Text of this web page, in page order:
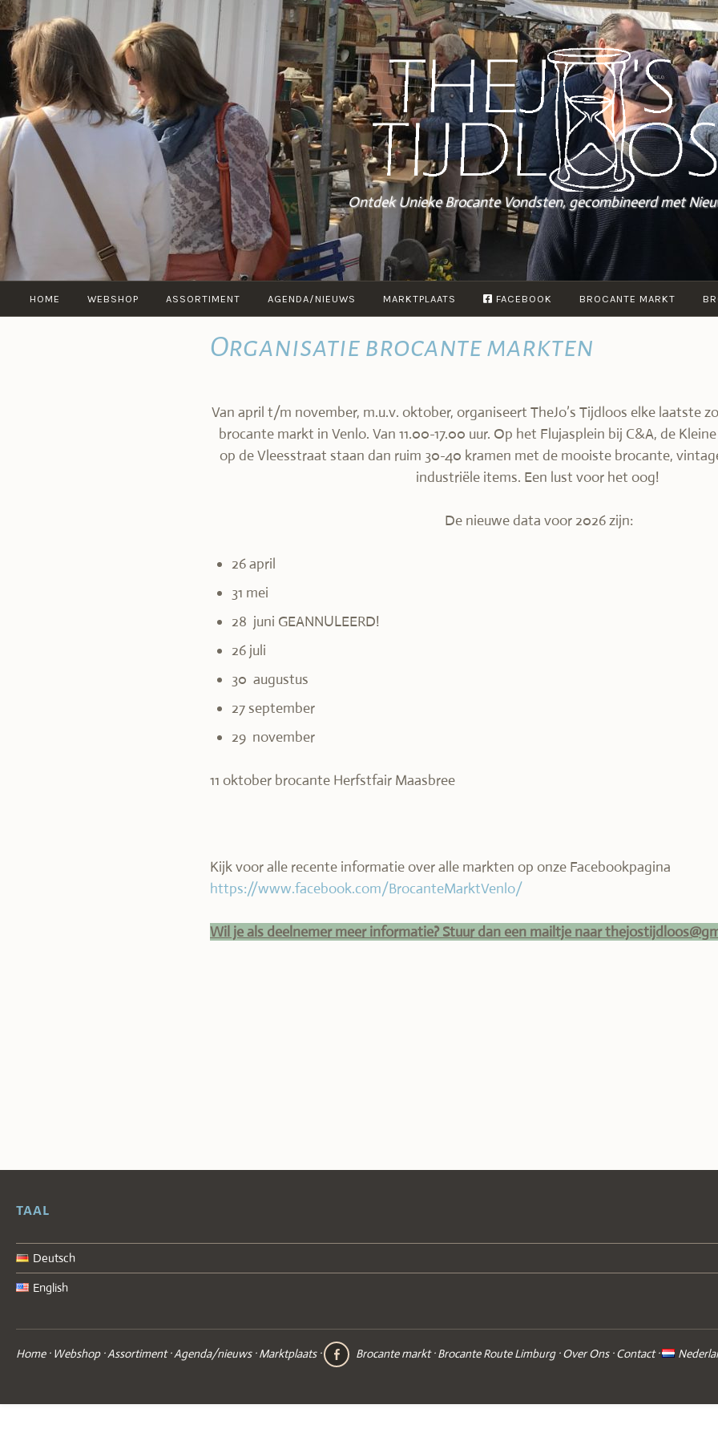
inhoud
springen
Ontdek Unieke Brocante Vondsten, gecombineerd met
HOME WEBSHOP ASSORTIMENT AGENDA/NIEUWS MARKTPLAATS FACEBOOK BROCANTE MARKT
Organisatie brocante markten
Van april t/m november, m.u.v. oktober, organiseert TheJo’s Tijdloos elke laatste
brocante markt in Venlo. Van 11.00-17.00 uur. Op het Flujasplein bij C&A, de
op de Vleesstraat staan dan ruim 30-40 kramen met de mooiste brocante,
industriële items. Een lust voor het oog!
De nieuwe data voor 2026 zijn:
26 april
31 mei
28 juni GEANNULEERD!
26 juli
30 augustus
27 september
29 november
11 oktober brocante Herfstfair Maasbree
Kijk voor alle recente informatie over alle markten op onze Facebookpagina
https://www.facebook.com/BrocanteMarktVenlo/
Wil je als deelnemer meer informatie? Stuur dan een mailtje naar
TAAL
Deutsch
English
Home Webshop Assortiment Agenda/nieuws Marktplaats Brocante markt Brocante Route Limburg Over Ons Contact